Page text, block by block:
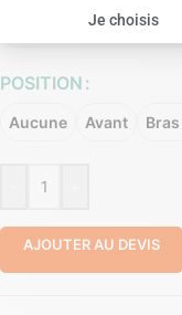
Transfert
POSITION
Aucune Avant
AJOUTER AU DEVIS